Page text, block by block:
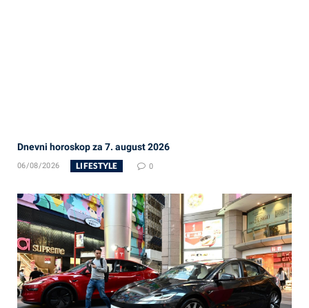
Dnevni horoskop za 7. august 2026
06/08/2026 LIFESTYLE 0